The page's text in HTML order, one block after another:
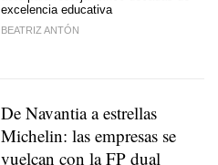
excelencia educativa
BEATRIZ ANTÓN
De Navantia a estrellas
Michelin: las empresas se
vuelcan con la FP dual